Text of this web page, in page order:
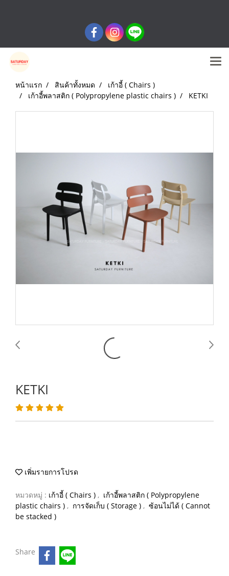
หน้าแรก สินค้าทั้งหมด
เก้าอี้ ( Chairs )
เก้าอี้พลาสติก ( Polypropylene plastic chairs )
KETKI
KETKI
เพิ่มรายการโปรด
หมวดหมู่ : เก้าอี้ ( Chairs ) , เก้าอี้พลาสติก ( Polypropylene
plastic chairs ) , การจัดเก็บ ( Storage ) , ซ้อนไม่ได้ ( Cannot
be stacked )
Share